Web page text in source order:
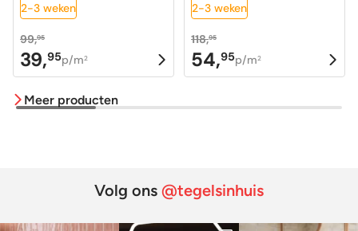
2-3 weken
99,95
Oorspronkelijke
prijs
was:
39,95
Huidige
prijs
is:
p/m2
2-3 weken
118,95
Oorspronkelijke
prijs
54,95
Huidige
prijs
p/m2
Meer producten
Volg ons @tegelsinhuis